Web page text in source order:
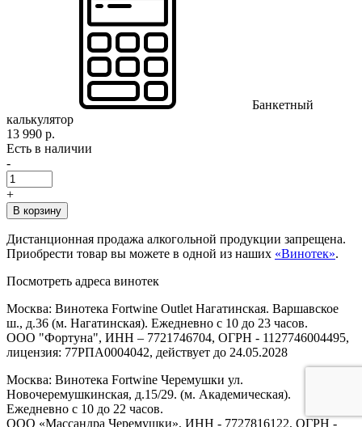
Банкетный
калькулятор
13 990 р.
Есть в наличии
-
+
В корзину
Дистанционная продажа алкогольной продукции запрещена.
Приобрести товар вы можете в одной из наших «Винотек».
Посмотреть адреса винотек
Москва: Винотека Fortwine Outlet Нагатинская. Варшавское
ш., д.36 (м. Нагатинская). Ежедневно с 10 до 23 часов.
ООО "Фортуна", ИНН – 7721746704, ОГРН - 1127746004495,
лицензия: 77РПА0004042, действует до 24.05.2028
Москва: Винотека Fortwine Черемушки ул.
Новочеремушкинская, д.15/29. (м. Академическая).
Ежедневно с 10 до 22 часов.
ООО «Массандра Черемушки», ИНН - 7727816122, ОГРН -